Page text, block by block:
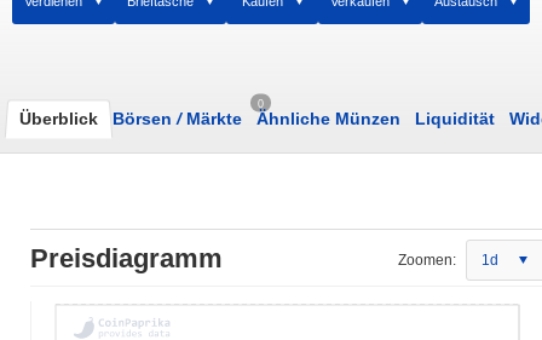
Überblick Börsen /Märkte
0
Ähnliche Münzen Liquidität
Preisdiagramm Zoomen: 1d